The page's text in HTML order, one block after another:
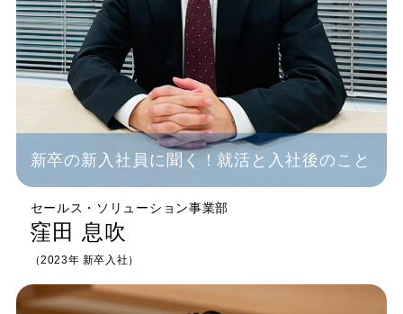
新卒の新入社員に聞く！就活と入社後のこと
セールス・ソリューション事業部
窪田 息吹
（2023年 新卒入社）